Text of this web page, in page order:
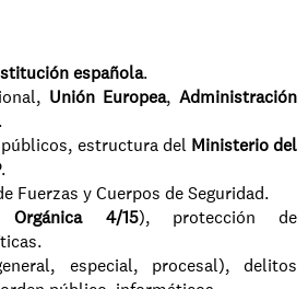
española.
Unión Europea, Administración
.
estructura del Ministerio del
.
Fuerzas y Cuerpos de Seguridad.
Orgánica 4/15), protección de
especial, procesal), delitos